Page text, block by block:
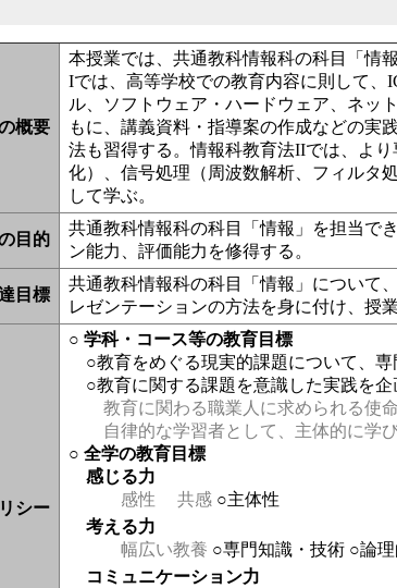
概要
本授業では、共通教科情報科の科目「情
Iでは、高等学校での教育内容に則して、
ル、ソフトウェア・ハードウェア、ネッ
もに、講義資料・指導案の作成などの実
法も習得する。情報科教育法IIでは、よ
化）、信号処理（周波数解析、フィルタ
して学ぶ。
目的
共通教科情報科の科目「情報」を担当で
ン能力、評価能力を修得する。
目標
共通教科情報科の科目「情報」について
レゼンテーションの方法を身に付け、授
シー
○ 学科・コース等の教育目標
○教育をめぐる現実的課題について、
○教育に関する課題を意識した実践を
教育に関わる職業人に求められる使
自律的な学習者として、主体的に学
○ 全学の教育目標
感じる力
感性
共感 ○主体性
考える力
幅広い教養 ○専門知識・技術 ○論
コミュニケーション力